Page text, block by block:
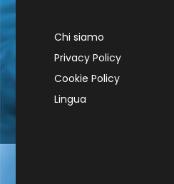
Chi siamo
Privacy Policy
Cookie Policy
Lingua